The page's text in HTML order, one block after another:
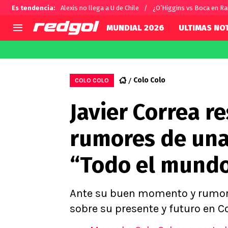
Es tendencia: Alexis no llega a U de Chile ¿O’Higgins vs Boca en
Selección Chilena
U de Chile
U Católica
Campeonato Nacional
Primera B
Segunda División
Copa Chile
Supercopa Chile
Campeonato Femenino
Alexis
Carlos
MUNDIAL 2026 ULTIMAS
COLO COLO Colo Colo
Javier Correa
rumores de
“Todo el
Ante su buen momento y
sobre su presente y futuro en